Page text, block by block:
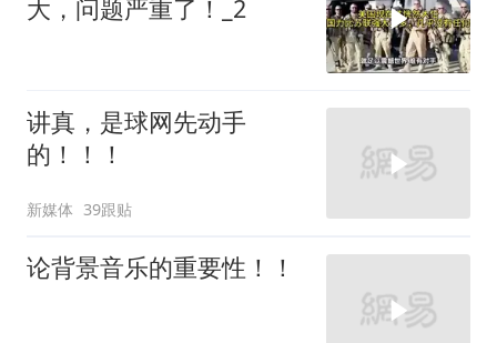
大，问题严重了！_2
讲真，是球网先动手
的！！！
新媒体 39跟贴
论背景音乐的重要性！！